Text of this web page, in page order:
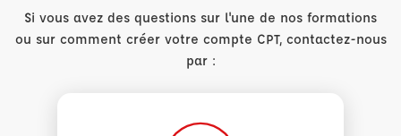
Si vous avez des questions sur l'une de nos formations
ou sur comment créer votre compte CPT, contactez-nous
par :